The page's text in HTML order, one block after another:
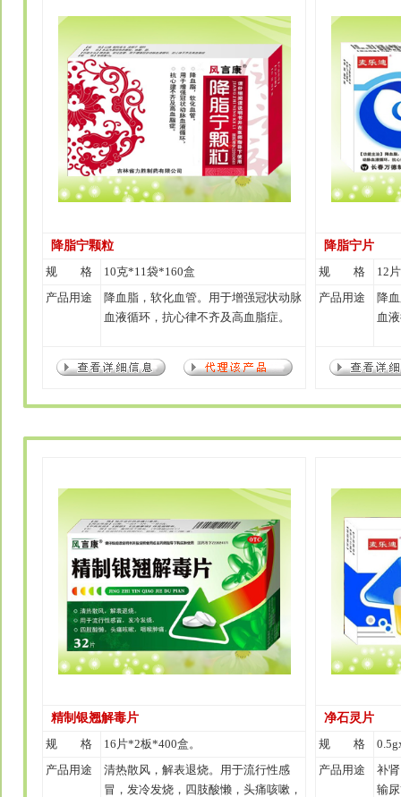
降脂宁颗粒
规 格
10克*11袋*160盒
产品用途
降血脂，软化血管。用于增强冠状动脉
血液循环，抗心律不齐及高血脂症。
降脂宁片
规 格
12
产品用途
降
血
精制银翘解毒片
规 格
16片*2板*400盒。
产品用途
清热散风，解表退烧。用于流行性感
冒，发冷发烧，四肢酸懒，头痛咳嗽，
净石灵片
规 格
产品用途
补
输